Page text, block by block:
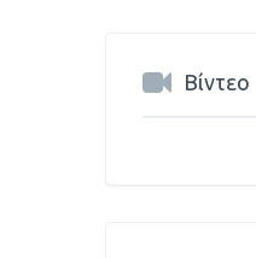
Βίντεο